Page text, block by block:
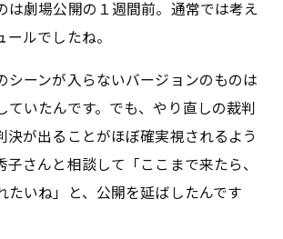
は劇場公開の１週間前。通常では考え
ルでしたね。
シーンが入らないバージョンのものは
ていたんです。でも、やり直しの裁判
決が出ることがほぼ確実視されるよう
子さんと相談して「ここまで来たら、
たいね」と、公開を延ばしたんです